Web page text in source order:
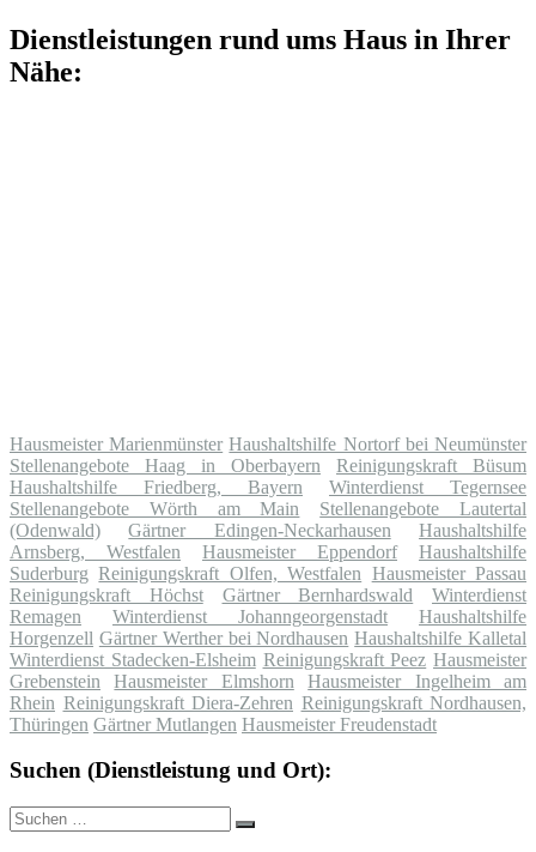
Dienstleistungen rund ums Haus in Ihrer
Nähe:
Hausmeister Marienmünster Haushaltshilfe Nortorf bei Neumünster
Stellenangebote Haag in Oberbayern
Reinigungskraft Büsum
Haushaltshilfe Friedberg, Bayern
Winterdienst Tegernsee
Stellenangebote Wörth am Main
Stellenangebote Lautertal
(Odenwald)
Gärtner Edingen-Neckarhausen
Haushaltshilfe
Arnsberg, Westfalen
Hausmeister Eppendorf
Haushaltshilfe
Suderburg Reinigungskraft Olfen, Westfalen Hausmeister Passau
Reinigungskraft Höchst
Gärtner Bernhardswald
Winterdienst
Remagen
Winterdienst Johanngeorgenstadt
Haushaltshilfe
Horgenzell Gärtner Werther bei Nordhausen Haushaltshilfe Kalletal
Winterdienst Stadecken-Elsheim Reinigungskraft Peez Hausmeister
Grebenstein
Hausmeister Elmshorn
Hausmeister Ingelheim am
Rhein Reinigungskraft Diera-Zehren Reinigungskraft Nordhausen,
Thüringen Gärtner Mutlangen Hausmeister Freudenstadt
Suchen (Dienstleistung und Ort):
Suche
nach:
Suchen